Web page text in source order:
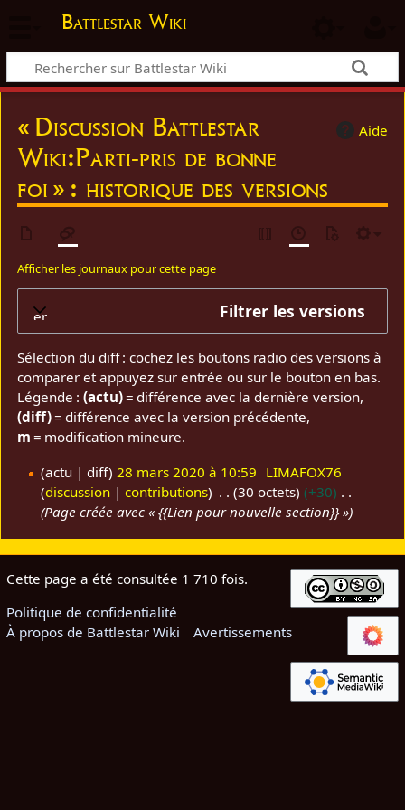
Battlestar Wiki
Aide
« Discussion Battlestar
Wiki:Parti-pris de bonne
foi » : historique des versions
Afficher les journaux pour cette page
Filtrer les versions
Sélection du diff : cochez les boutons radio des versions à
comparer et appuyez sur entrée ou sur le bouton en bas.
Légende :(actu)= différence avec la dernière version,
(diff)= différence avec la version précédente,
m = modification mineure.
m
a
r
2
0
actu diff 28 mars 2020 à 10:59 LIMAFOX76
discussion
contributions 30 octets
+30
Page créée avec « {{Lien pour nouvelle section}} »
Cette page a été consultée 1 710 fois.
Politique de confidentialité
À propos de Battlestar Wiki
Avertissements